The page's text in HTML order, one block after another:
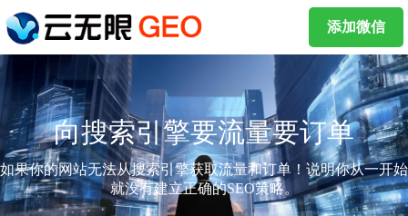
添加微信
向搜索引擎要流量要订单
如果你的网站无法从搜索引擎获取流量和订单！说明你从一开始
就没有建立正确的SEO策略。